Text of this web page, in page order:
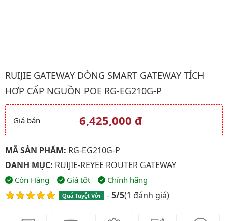
Hình ảnh đại diện của sản phẩm Ruijie Gateway Dòng Smart
RUIJIE GATEWAY DÒNG SMART GATEWAY TÍCH
HƠP CẤP NGUỒN POE RG-EG210G-P
Giá và khuyến mãi
Giá bán 6,425,000 đ
MÃ SẢN PHẨM: RG-EG210G-P
DANH MỤC: RUIJIE-REYEE ROUTER GATEWAY
Còn Hàng Giá tốt Chính hãng
Quá Tuyệt Vời -5/5(1 đánh giá)